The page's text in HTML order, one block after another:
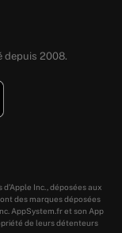
depuis 2008.
Inc., déposées aux
des marques déposées
AppSystem.fr et son App
de leurs détenteurs